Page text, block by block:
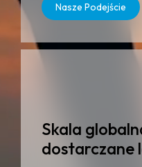
Nasze Podejście
Skala
dostarczane